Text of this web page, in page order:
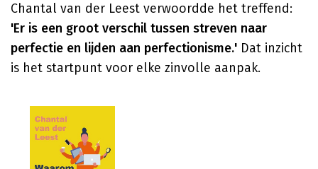
Chantal van der Leest verwoordde het treffend:
'Er is een groot verschil tussen streven naar
perfectie en lijden aan perfectionisme.' Dat inzicht
is het startpunt voor elke zinvolle aanpak.